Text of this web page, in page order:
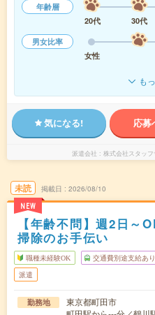
年齢層
20代
30代
男女比率
女性
も
気になる! 応募
派遣会社 株式会社スタッ
未読
NEW
掲載日 2026/08/10
【年齢不問】週2日～
掃除のお手伝い
職種未経験OK 交通費別途支給あり
派遣
勤務地
東京都町田市